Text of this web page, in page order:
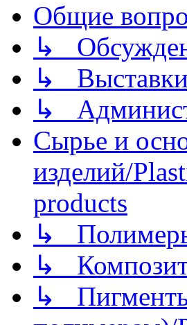
Общие
↳
↳
↳
Сырье и
изделий/
products
↳
↳
↳